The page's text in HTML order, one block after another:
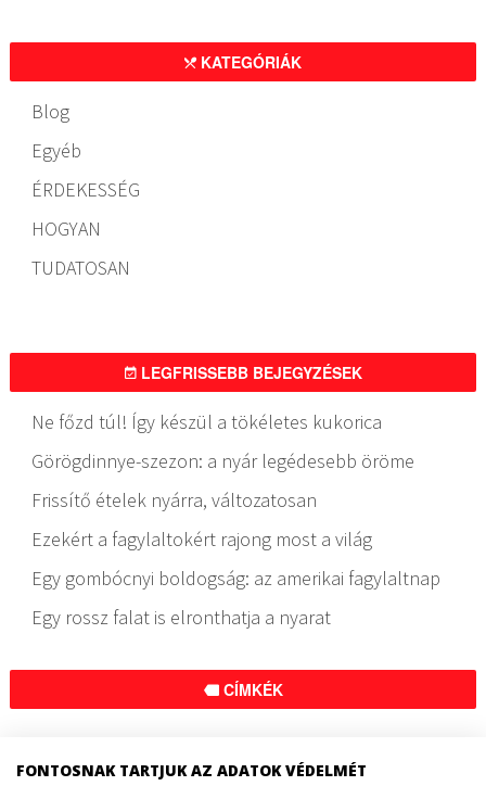
KATEGÓRIÁK
Blog
Egyéb
ÉRDEKESSÉG
HOGYAN
TUDATOSAN
LEGFRISSEBB BEJEGYZÉSEK
Ne főzd túl! Így készül a tökéletes kukorica
Görögdinnye-szezon: a nyár legédesebb öröme
Frissítő ételek nyárra, változatosan
Ezekért a fagylaltokért rajong most a világ
Egy gombócnyi boldogság: az amerikai fagylaltnap
Egy rossz falat is elronthatja a nyarat
CÍMKÉK
receptcityfood
FONTOSNAK TARTJUK AZ ADATOK VÉDELMÉT